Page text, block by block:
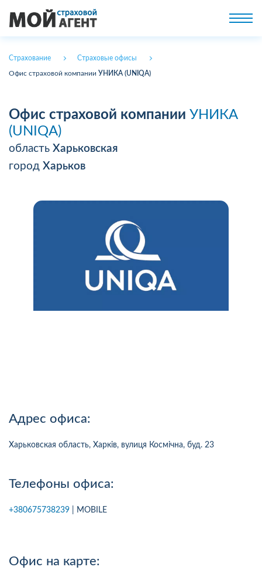
Страхование Страховые офисы
Офис страховой компании УНИКА (UNIQA)
Офис страховой компании УНИКА
(UNIQA)
область Харьковская
город Харьков
Адрес офиса:
Харьковская область, Харків, вулиця Космічна, буд. 23
Телефоны офиса:
+380675738239 | MOBILE
Офис на карте: